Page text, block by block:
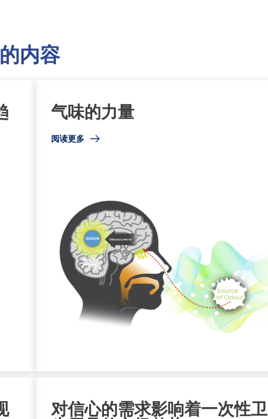
内容
气味的力量
阅读更多
对信心的需求影响着一次性卫